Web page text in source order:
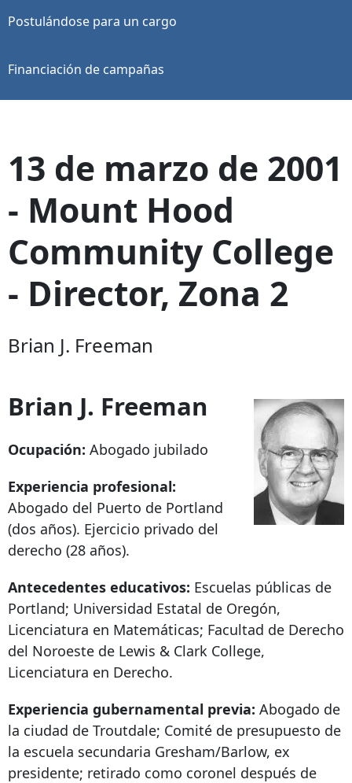
Postulándose para un cargo
Financiación de campañas
13 de marzo de 2001
- Mount Hood
Community College
- Director, Zona 2
Brian J. Freeman
Brian J. Freeman
Ocupación: Abogado jubilado
Experiencia profesional:
Abogado del Puerto de Portland
(dos años). Ejercicio privado del
derecho (28 años).
Antecedentes educativos: Escuelas públicas de
Portland; Universidad Estatal de Oregón,
Licenciatura en Matemáticas; Facultad de Derecho
del Noroeste de Lewis & Clark College,
Licenciatura en Derecho.
Experiencia gubernamental previa: Abogado de
la ciudad de Troutdale; Comité de presupuesto de
la escuela secundaria Gresham/Barlow, ex
presidente; retirado como coronel después de